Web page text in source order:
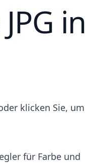
in
klicken Sie, um
für Farbe und